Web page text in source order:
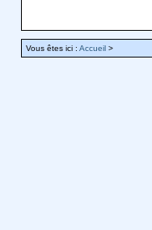
Vous êtes ici : Accueil >